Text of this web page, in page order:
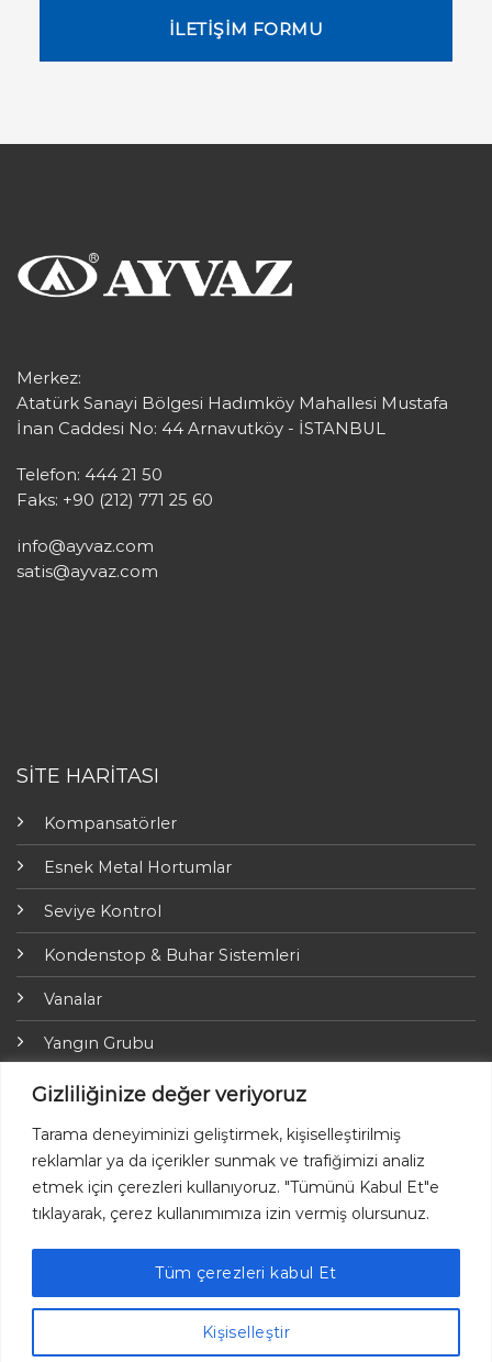
Gizliliğinize değer veriyoruz
Tarama deneyiminizi geliştirmek, kişiselleştirilmiş
reklamlar ya da içerikler sunmak ve trafiğimizi analiz
etmek için çerezleri kullanıyoruz. "Tümünü Kabul Et"e
tıklayarak, çerez kullanımımıza izin vermiş olursunuz.
Kişiselleştir
Tüm çerezleri kabul Et
İLETİŞİM FORMU
Merkez:
Atatürk Sanayi Bölgesi Hadımköy Mahallesi Mustafa
İnan Caddesi No: 44 Arnavutköy - İSTANBUL
Telefon: 444 21 50
Faks: +90 (212) 771 25 60
info@ayvaz.com
satis@ayvaz.com
SİTE HARİTASI
Kompansatörler
Esnek Metal Hortumlar
Seviye Kontrol
Kondenstop & Buhar Sistemleri
Vanalar
Yangın Grubu
ARI-Armaturen
Yalıtım Grubu
Online Ödemeler
Ayvaz © 2026 Her hakkı saklıdır.